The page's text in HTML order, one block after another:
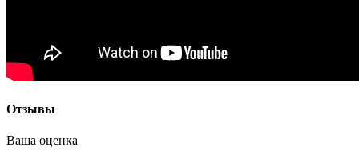
Отзывы
Ваша оценка